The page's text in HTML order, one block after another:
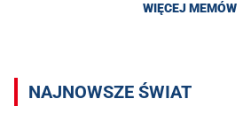
WIĘCEJ MEMÓW
NAJNOWSZE ŚWIAT